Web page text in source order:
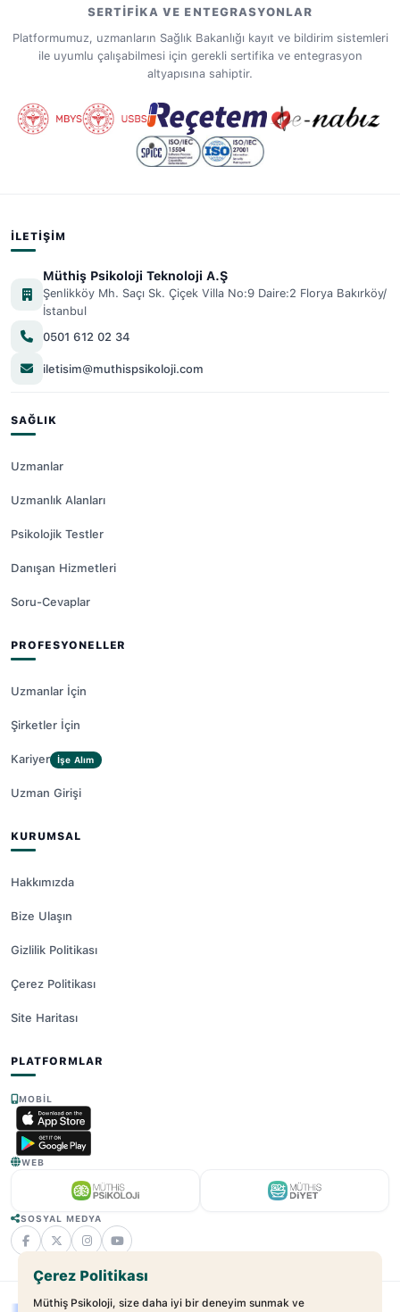
SERTIFIKA VE ENTEGRASYONLAR
Platformumuz, uzmanların Sağlık Bakanlığı kayıt ve bildirim sistemleri
ile uyumlu çalışabilmesi için gerekli sertifika ve entegrasyon
altyapısına sahiptir.
İLETIŞIM
Müthiş Psikoloji Teknoloji A.Ş
Şenlikköy Mh. Saçı Sk. Çiçek Villa No:9 Daire:2 Florya Bakırköy/
İstanbul
0501 612 02 34
iletisim@muthispsikoloji.com
SAĞLIK
Uzmanlar
Uzmanlık Alanları
Psikolojik Testler
Danışan Hizmetleri
Soru-Cevaplar
PROFESYONELLER
Uzmanlar İçin
Şirketler İçin
Kariyer İşe Alım
Uzman Girişi
KURUMSAL
Hakkımızda
Bize Ulaşın
Gizlilik Politikası
Çerez Politikası
Site Haritası
PLATFORMLAR
MOBIL
WEB
SOSYAL MEDYA
Çerez Politikası
Müthiş Psikoloji, size daha iyi bir deneyim sunmak ve